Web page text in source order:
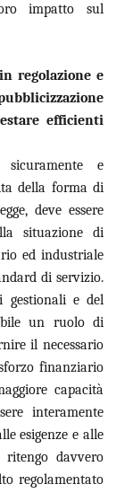
impatto sul
regolazione e
efficienti
e
della forma di
deve essere
situazione di
ed industriale
di servizio.
e del
un ruolo di
il necessario
finanziario
capacità
interamente
esigenze e alle
davvero
regolamentato